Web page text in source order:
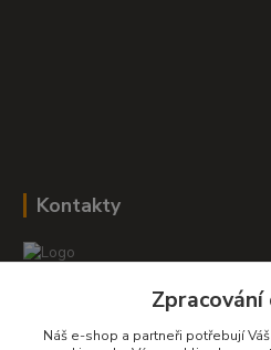
Kontakty
+420 604 278 943
Zpracování
Náš e-shop a partneři potřebují Váš